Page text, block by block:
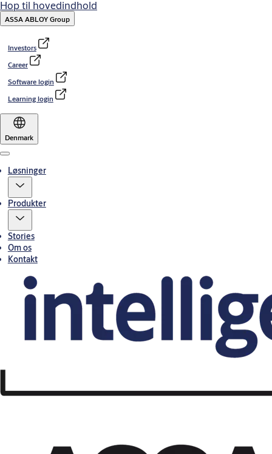
Hop til hovedindhold
ASSA ABLOY Group
Investors
Career
Software login
Learning login
Denmark
Menu
Løsninger
Produkter
Stories
Om os
Kontakt